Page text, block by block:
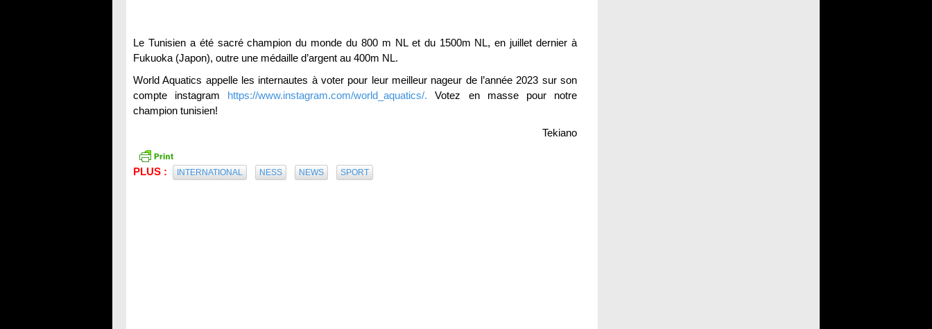
Le Tunisien a été sacré champion du monde du 800 m NL et du 1500m NL, en juillet dernier à
Fukuoka (Japon), outre une médaille d’argent au 400m NL.
World Aquatics appelle les internautes à voter pour leur meilleur nageur de l’année 2023 sur son
compte instagram https://www.instagram.com/world_aquatics/. Votez en masse pour notre
champion tunisien!
Tekiano
PLUS : INTERNATIONAL NESS NEWS SPORT